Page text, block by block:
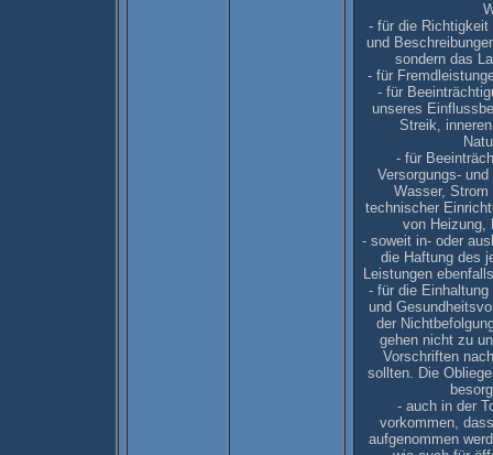
- für die Richtigkeit
und
sondern das
- für
- für
unseres
Streik,
- für
Versorgungs-
Wasser,
technischer
von Heizung,
- soweit in- oder
die Haftung des
Leistungen
- für die
und
der
gehen nicht zu
Vorschriften
sollten. Die
- auch in der
vorkommen,
aufgenommen